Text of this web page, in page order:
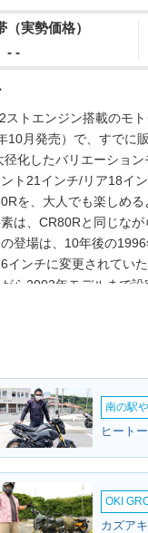
（実勢価格）
- -
トエンジン搭載のモ
10月発売）で、すでに
化したバリエーショ
ト21インチ/リア18イ
を、大人でも楽しめ
は、CR80Rと同じな
登場は、10年後の
インチに変更されてい
ら2002年モデルまで
南の駅
ヒート
OKI
カズア